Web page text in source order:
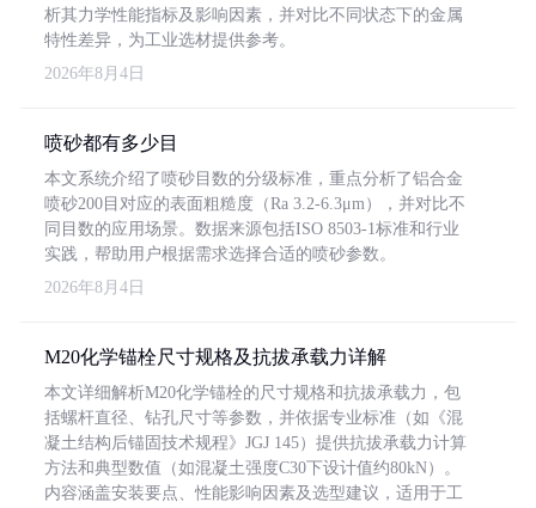
析其力学性能指标及影响因素，并对比不同状态下的金属
特性差异，为工业选材提供参考。
2026年8月4日
喷砂都有多少目
本文系统介绍了喷砂目数的分级标准，重点分析了铝合金
喷砂200目对应的表面粗糙度（Ra 3.2-6.3μm），并对比不
同目数的应用场景。数据来源包括ISO 8503-1标准和行业
实践，帮助用户根据需求选择合适的喷砂参数。
2026年8月4日
M20化学锚栓尺寸规格及抗拔承载力详解
本文详细解析M20化学锚栓的尺寸规格和抗拔承载力，包
括螺杆直径、钻孔尺寸等参数，并依据专业标准（如《混
凝土结构后锚固技术规程》JGJ 145）提供抗拔承载力计算
方法和典型数值（如混凝土强度C30下设计值约80kN）。
内容涵盖安装要点、性能影响因素及选型建议，适用于工